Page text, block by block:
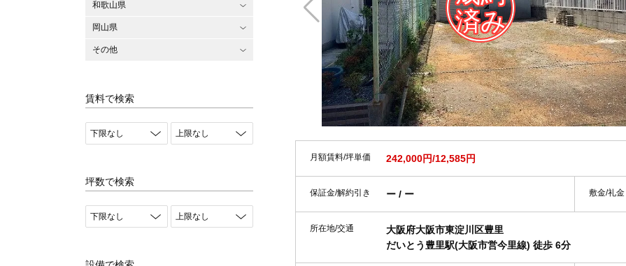
月額賃料/坪単価 242,000円/12,585円
保証金/解約引き ー / ー 敷金/礼金
所在地/交通
大阪府大阪市東淀川区豊里
だいとう豊里駅(大阪市営今里線) 徒歩 6分
和歌山県
岡山県
その他
賃料で検索
坪数で検索